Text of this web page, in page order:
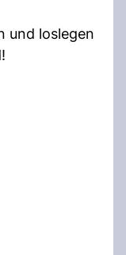
und loslegen